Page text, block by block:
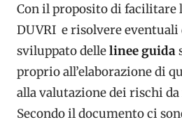
Con il proposito di facilitare
DUVRI e risolvere eventuali
sviluppato dellelinee guida
proprio all’elaborazione di
alla valutazione dei rischi
Secondo il documento ci